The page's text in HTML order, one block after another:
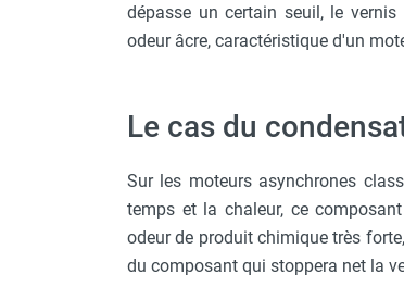
Aérotherme au fioul
Aérotherme pompe à chaleur
gaz
Chauffage électrique soufflant
Chauffage haute température pour
étuvage industriel ou destruction
punaises de lit
Chauffage électrique infrarouge
dépasse un certain seuil, le
odeur âcre, caractéristique d'un
Le cas du
Sur les moteurs asynchrones
temps et la chaleur, ce
odeur de produit chimique très
du composant qui stoppera net la